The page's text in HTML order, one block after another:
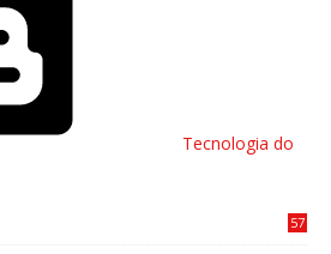
Tecnologia do
57